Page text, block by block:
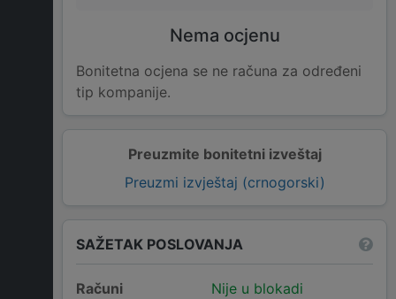
Preuzmite bonitetni izveštaj
Preuzmi izvještaj (crnogorski)
Nema ocjenu
Bonitetna ocjena se ne računa za određeni
tip kompanije.
SAŽETAK POSLOVANJA
Računi Nije u blokadi